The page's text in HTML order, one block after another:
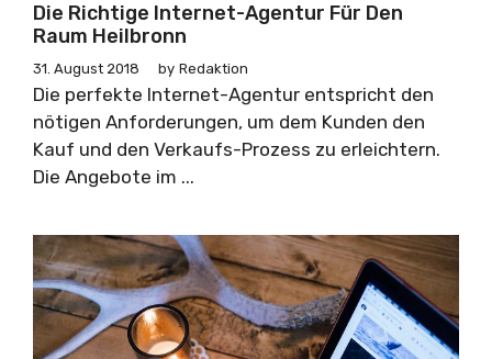
Die Richtige Internet-Agentur Für Den
Raum Heilbronn
31. August 2018 by Redaktion
Die perfekte Internet-Agentur entspricht den
nötigen Anforderungen, um dem Kunden den
Kauf und den Verkaufs-Prozess zu erleichtern.
Die Angebote im ...